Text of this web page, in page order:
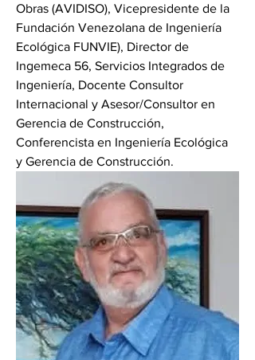
Obras (AVIDISO), Vicepresidente de la
Fundación Venezolana de Ingeniería
Ecológica FUNVIE), Director de
Ingemeca 56, Servicios Integrados de
Ingeniería, Docente Consultor
Internacional y Asesor/Consultor en
Gerencia de Construcción,
Conferencista en Ingeniería Ecológica
y Gerencia de Construcción.